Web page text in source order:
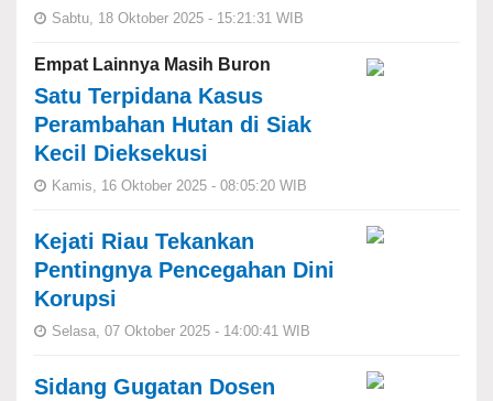
Sabtu, 18 Oktober 2025 - 15:21:31 WIB
Empat Lainnya Masih Buron
Satu Terpidana Kasus
Perambahan Hutan di Siak
Kecil Dieksekusi
Kamis, 16 Oktober 2025 - 08:05:20 WIB
Kejati Riau Tekankan
Pentingnya Pencegahan Dini
Korupsi
Selasa, 07 Oktober 2025 - 14:00:41 WIB
Sidang Gugatan Dosen